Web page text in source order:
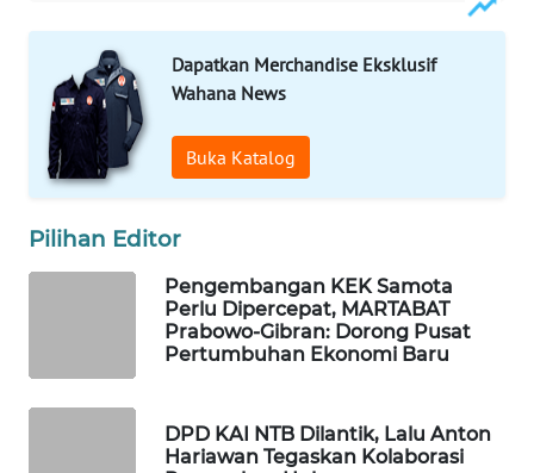
Dapatkan Merchandise Eksklusif
Wahana News
Buka Katalog
Pilihan Editor
Pengembangan KEK Samota
Perlu Dipercepat, MARTABAT
Prabowo-Gibran: Dorong Pusat
Pertumbuhan Ekonomi Baru
DPD KAI NTB Dilantik, Lalu Anton
Hariawan Tegaskan Kolaborasi
WAHANA
DESA
WISATA
LAPAK
WAHANA